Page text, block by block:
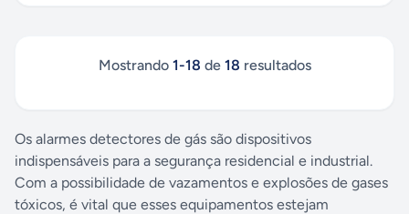
Mostrando 1-18 de 18 resultados
Os alarmes detectores de gás são dispositivos
indispensáveis para a segurança residencial e industrial.
Com a possibilidade de vazamentos e explosões de gases
tóxicos, é vital que esses equipamentos estejam